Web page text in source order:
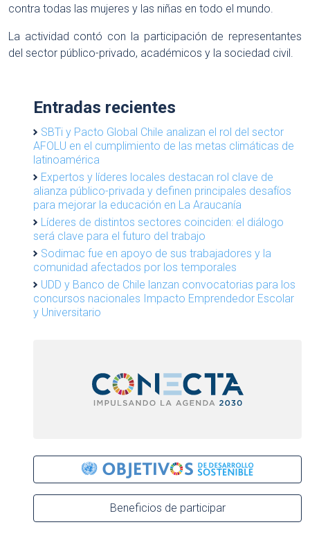
contra todas las mujeres y las niñas en todo el mundo.
La actividad contó con la participación de representantes
del sector público-privado, académicos y la sociedad civil.
Entradas recientes
SBTi y Pacto Global Chile analizan el rol del sector
AFOLU en el cumplimiento de las metas climáticas de
latinoamérica
Expertos y líderes locales destacan rol clave de
alianza público-privada y definen principales desafíos
para mejorar la educación en La Araucanía
Líderes de distintos sectores coinciden: el diálogo
será clave para el futuro del trabajo
Sodimac fue en apoyo de sus trabajadores y la
comunidad afectados por los temporales
UDD y Banco de Chile lanzan convocatorias para los
concursos nacionales Impacto Emprendedor Escolar
y Universitario
Beneficios de participar